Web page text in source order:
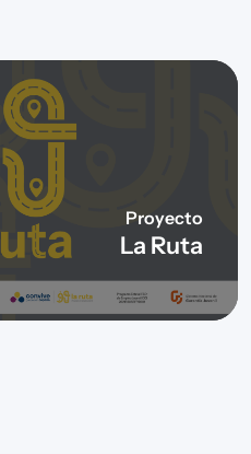
Proyecto
La Ruta